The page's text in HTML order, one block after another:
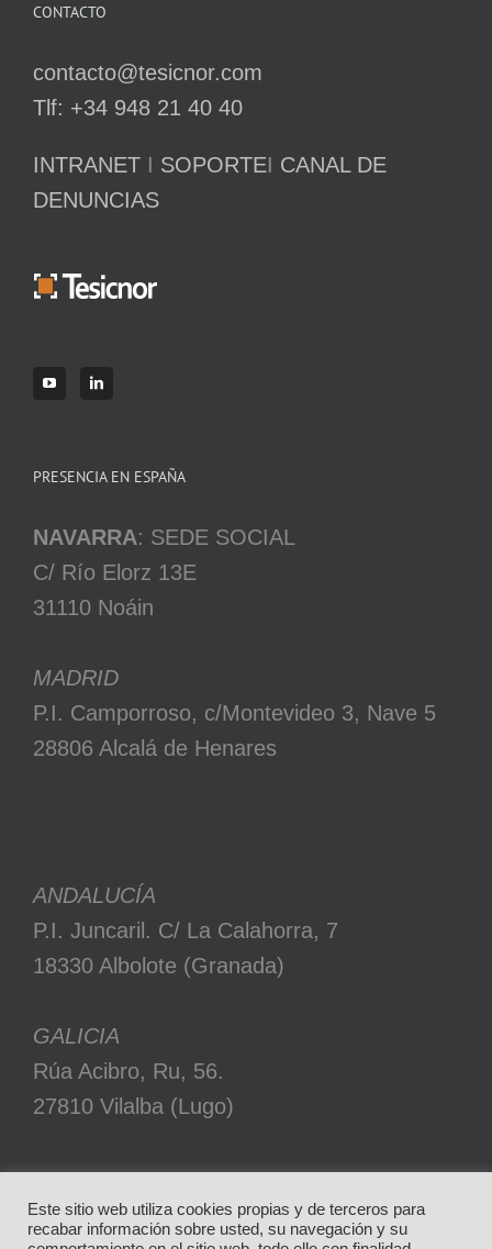
CONTACTO
contacto@tesicnor.com
Tlf: +34 948 21 40 40
INTRANET I SOPORTEI CANAL DE
DENUNCIAS
PRESENCIA EN ESPAÑA
NAVARRA: SEDE SOCIAL
C/ Río Elorz 13E
31110 Noáin
MADRID
P.I. Camporroso, c/Montevideo 3, Nave 5
28806 Alcalá de Henares
ANDALUCÍA
P.I. Juncaril. C/ La Calahorra, 7
18330 Albolote (Granada)
GALICIA
Rúa Acibro, Ru, 56.
27810 Vilalba (Lugo)
Este sitio web utiliza cookies propias y de terceros para
recabar información sobre usted, su navegación y su